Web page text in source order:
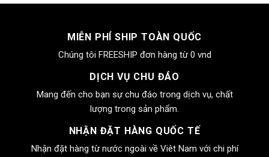
4.000.000₫.là:
MIỄN PHÍ SHIP TOÀN QUỐC
Chúng tôi FREESHIP đơn hàng từ 0 vnd
DỊCH VỤ CHU ĐÁO
Mang đến cho bạn sự chu đáo trong dịch vụ, chất
lượng trong sản phẩm.
NHẬN ĐẶT HÀNG QUỐC TẾ
Nhận đặt hàng từ nước ngoài về Viêt Nam với chi phí